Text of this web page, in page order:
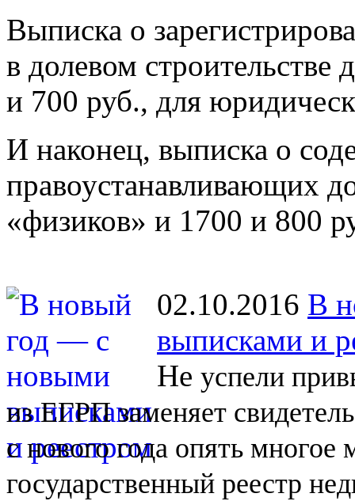
Выписка о
в долевом
и 700 руб., для
И наконец, выписка о
правоустанавливающих
«физиков» и 1700 и 800
02.10.2016 В
выписками и
Не успели
из ЕГРП заменяет
с нового года опять
государственный реестр